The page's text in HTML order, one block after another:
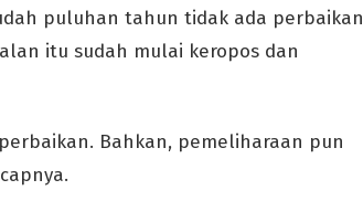
puluhan tahun tidak ada perbaikan
itu sudah mulai keropos dan
Bahkan, pemeliharaan pun